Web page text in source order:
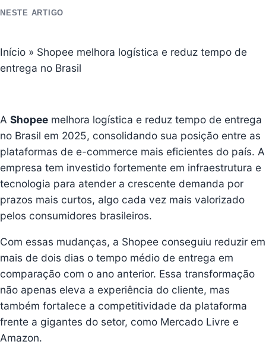
NESTE ARTIGO
Início » Shopee melhora logística e reduz tempo de
entrega no Brasil
A Shopee melhora logística e reduz tempo de entrega
no Brasil em 2025, consolidando sua posição entre as
plataformas de e-commerce mais eficientes do país. A
empresa tem investido fortemente em infraestrutura e
tecnologia para atender a crescente demanda por
prazos mais curtos, algo cada vez mais valorizado
pelos consumidores brasileiros.
Com essas mudanças, a Shopee conseguiu reduzir em
mais de dois dias o tempo médio de entrega em
comparação com o ano anterior. Essa transformação
não apenas eleva a experiência do cliente, mas
também fortalece a competitividade da plataforma
frente a gigantes do setor, como Mercado Livre e
Amazon.